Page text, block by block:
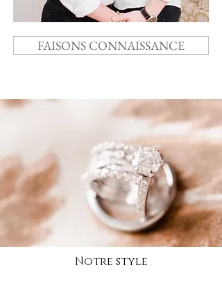
FAISONS CONNAISSANCE
Notre style